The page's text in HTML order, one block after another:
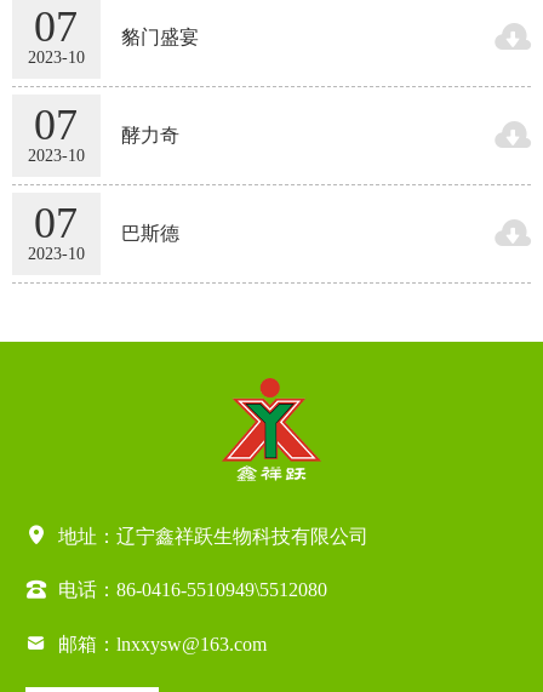
07
2023-10
貉门盛宴 
07
2023-10
酵力奇 
07
2023-10
巴斯德 
 地址：辽宁鑫祥跃生物科技有限公司
 电话：86-0416-5510949\5512080
 邮箱：lnxxysw@163.com